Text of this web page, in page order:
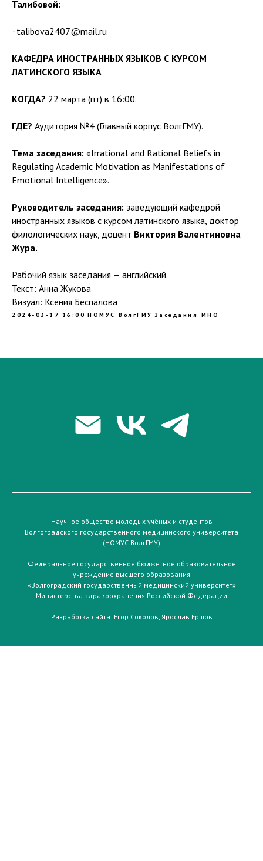
Талибовой:
· talibova2407@mail.ru
КАФЕДРА ИНОСТРАННЫХ ЯЗЫКОВ С КУРСОМ
ЛАТИНСКОГО ЯЗЫКА
КОГДА? 22 марта (пт) в 16:00.
ГДЕ? Аудитория №4 (Главный корпус ВолгГМУ).
Тема заседания: «Irrational and Rational Beliefs in
Regulating Academic Motivation as Manifestations of
Emotional Intelligence».
Руководитель заседания: заведующий кафедрой
иностранных языков с курсом латинского языка, доктор
филологических наук, доцент Виктория Валентиновна
Жура.
Рабочий язык заседания — английский.
Текст: Анна Жукова
Визуал: Ксения Беспалова
2024-03-17 16:00 НОМУС ВолгГМУ Заседания МНО
Научное общество молодых учёных и студентов
Волгоградского государственного медицинского университета
(НОМУС ВолгГМУ)
Федеральное государственное бюджетное образовательное
учреждение высшего образования
«Волгоградский государственный медицинский университет»
Министерства здравоохранения Российской Федерации
Разработка сайта: Егор Соколов, Ярослав Ершов